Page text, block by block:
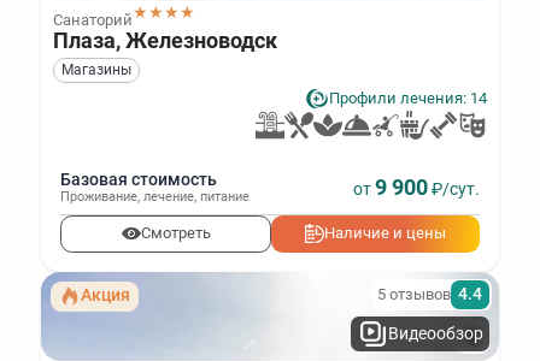
Санаторий★★★★
Плаза, Железноводск
Магазины
Профили лечения: 14
Базовая стоимость
Проживание, лечение, питание от9 900₽/сут.
Смотреть Наличие и цены
Акция
Видеообзор
5 отзывов 4.4